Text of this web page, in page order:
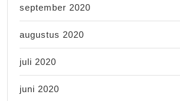
september 2020
augustus 2020
juli 2020
juni 2020